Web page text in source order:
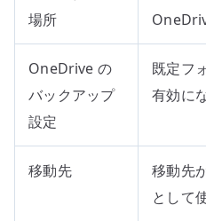
場所
OneDrive の
バックアップ
設定
既定フ
有効に
移動先
移動先
として